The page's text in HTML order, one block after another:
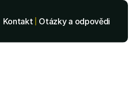
Kontakt Otázky a odpovědi